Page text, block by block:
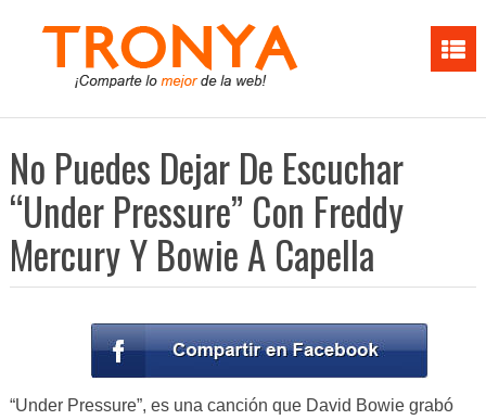
No Puedes Dejar De Escuchar
“Under Pressure” Con Freddy
Mercury Y Bowie A Capella
“Under Pressure”, es una canción que David Bowie grabó